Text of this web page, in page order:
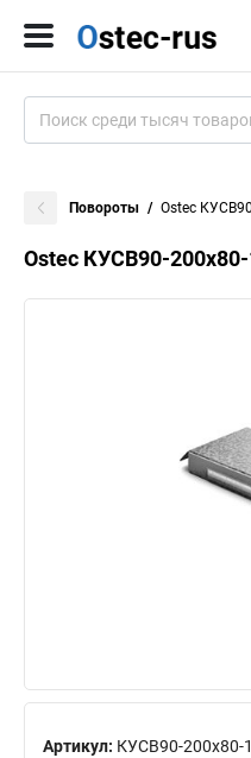
Повороты Ostec
Ostec КУСВ90-
Артикул: КУСВ90-200х80-